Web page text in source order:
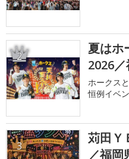
2
夏はホ
2026
ホークス
恒例イベ
3
苅田Ｙ
／福岡